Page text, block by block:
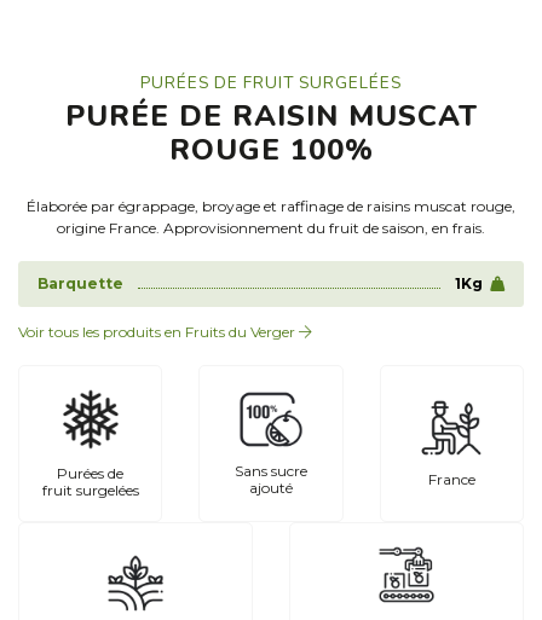
PURÉES DE FRUIT SURGELÉES
PURÉE DE RAISIN MUSCAT
ROUGE 100%
Élaborée par égrappage, broyage et raffinage de raisins muscat rouge,
origine France. Approvisionnement du fruit de saison, en frais.
Barquette 1Kg
Voir tous les produits en Fruits du Verger
Purées de
fruit surgelées
Sans sucre
ajouté
France